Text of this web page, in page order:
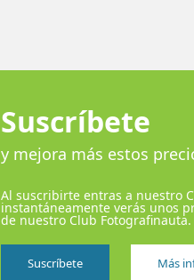
Suscríbete
y mejora más estos
Al suscribirte entras a nuestro
instantáneamente verás unos
de nuestro Club Fotografinauta.
Suscríbete Más